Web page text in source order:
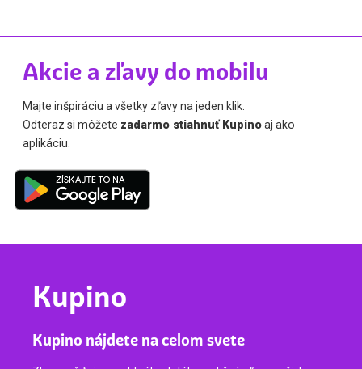
Akcie a zľavy do mobilu
Majte inšpiráciu a všetky zľavy na jeden klik.
Odteraz si môžete zadarmo stiahnuť Kupinoaj ako
aplikáciu.
Kupino
Kupino nájdete na celom svete